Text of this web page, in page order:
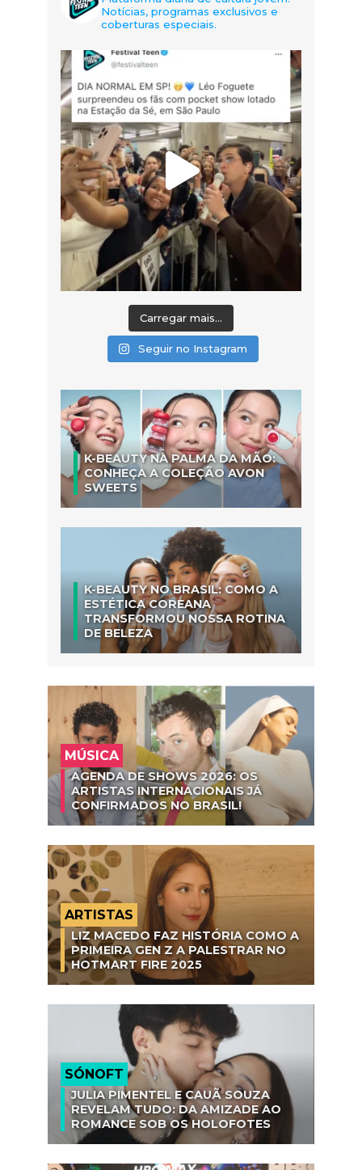
Notícias, programas exclusivos e
coberturas especiais.
Carregar mais...
Seguir no Instagram
K-BEAUTY NA PALMA DA MÃO:
CONHEÇA A COLEÇÃO AVON
SWEETS
K-BEAUTY NO BRASIL: COMO A
ESTÉTICA COREANA
TRANSFORMOU NOSSA ROTINA
DE BELEZA
MÚSICA
AGENDA DE SHOWS 2026: OS
ARTISTAS INTERNACIONAIS JÁ
CONFIRMADOS NO BRASIL!
ARTISTAS
LIZ MACEDO FAZ HISTÓRIA COMO A
PRIMEIRA GEN Z A PALESTRAR NO
HOTMART FIRE 2025
SÓNOFT
JULIA PIMENTEL E CAUÃ SOUZA
REVELAM TUDO: DA AMIZADE AO
ROMANCE SOB OS HOLOFOTES